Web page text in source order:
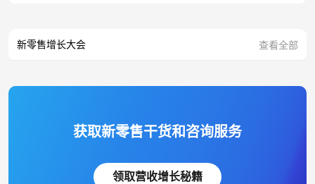
新零售增长大会 查看全部
获取新零售干货和咨询服务
领取营收增长秘籍